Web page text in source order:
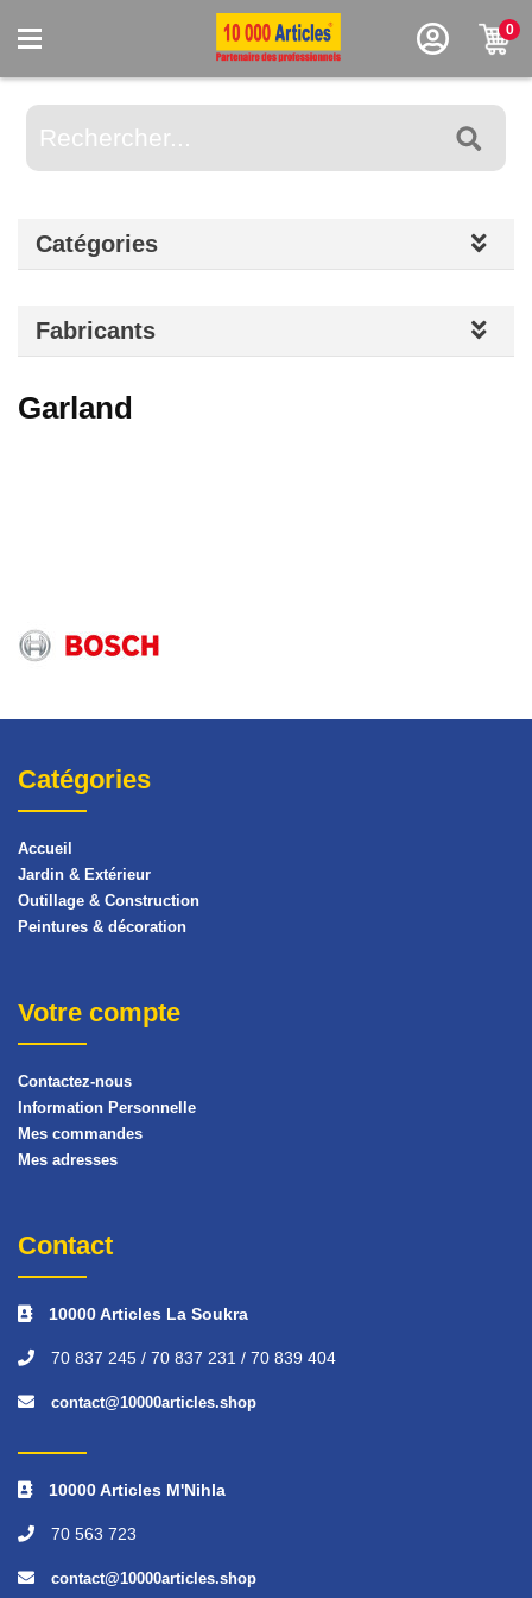
0
Catégories
Fabricants
Garland
Catégories
Accueil
Jardin & Extérieur
Outillage & Construction
Peintures & décoration
Votre compte
Contactez-nous
Information Personnelle
Mes commandes
Mes adresses
Contact
10000 Articles La Soukra
70 837 245 / 70 837 231 / 70 839 404
contact@10000articles.shop
10000 Articles M'Nihla
70 563 723
contact@10000articles.shop